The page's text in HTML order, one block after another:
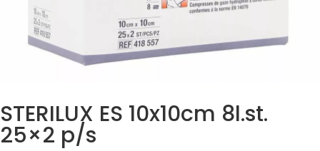
STERILUX ES 10x10cm 8l.st.
25×2 p/s